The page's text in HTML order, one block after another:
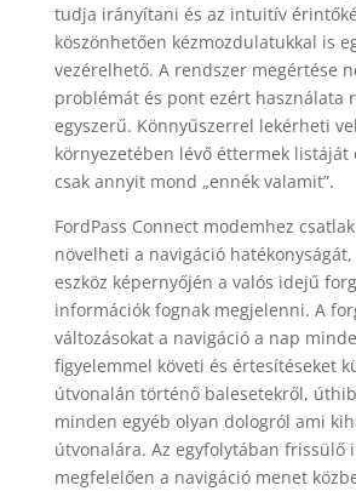
tudja irányítani és az intuitív
köszönhetően kézmozdulatukkal is
vezérelhető. A rendszer megértése
problémát és pont ezért használata
egyszerű. Könnyűszerrel lekérheti
környezetében lévő éttermek listáját
csak annyit mond „ennék valamit”.
FordPass Connect modemhez
növelheti a navigáció
eszköz képernyőjén a valós idejű
információk fognak megjelenni. A
változásokat a navigáció a nap
figyelemmel követi és értesítéseket
útvonalán történő balesetekről,
minden egyéb olyan dologról ami
útvonalára. Az egyfolytában frissülő
megfelelően a navigáció menet